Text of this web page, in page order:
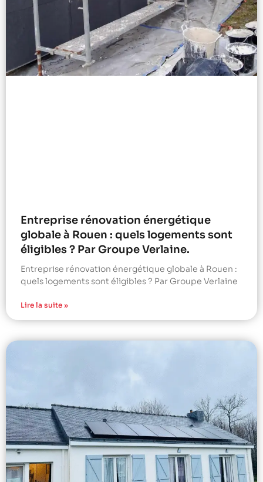
Entreprise rénovation énergétique
globale à Rouen : quels logements sont
éligibles ? Par Groupe Verlaine.
Entreprise rénovation énergétique globale à Rouen :
quels logements sont éligibles ? Par Groupe Verlaine
Lire la suite »